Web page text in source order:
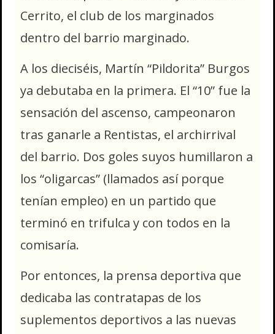
Cerrito, el club de los marginados
dentro del barrio marginado.
A los dieciséis, Martín “Pildorita” Burgos
ya debutaba en la primera. El “10” fue la
sensación del ascenso, campeonaron
tras ganarle a Rentistas, el archirrival
del barrio. Dos goles suyos humillaron a
los “oligarcas” (llamados así porque
tenían empleo) en un partido que
terminó en trifulca y con todos en la
comisaría.
Por entonces, la prensa deportiva que
dedicaba las contratapas de los
suplementos deportivos a las nuevas